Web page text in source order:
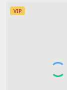
VIP